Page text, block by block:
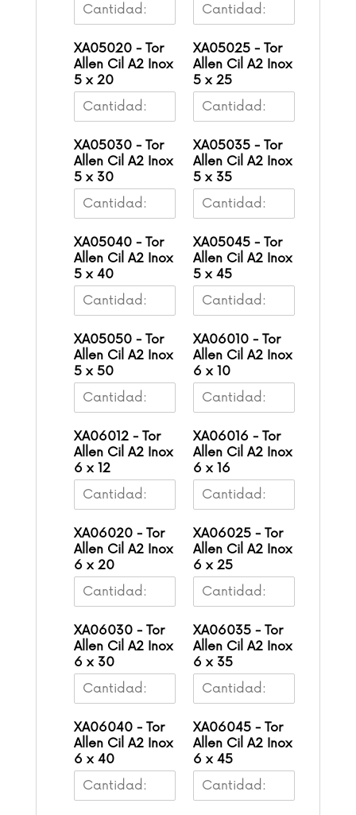
XA05020 - Tor
Allen Cil A2 Inox
5 x 20
XA05025 - Tor
Allen Cil A2 Inox
5 x 25
XA05030 - Tor
Allen Cil A2 Inox
5 x 30
XA05035 - Tor
Allen Cil A2 Inox
5 x 35
XA05040 - Tor
Allen Cil A2 Inox
5 x 40
XA05045 - Tor
Allen Cil A2 Inox
5 x 45
XA05050 - Tor
Allen Cil A2 Inox
5 x 50
XA06010 - Tor
Allen Cil A2 Inox
6 x 10
XA06012 - Tor
Allen Cil A2 Inox
6 x 12
XA06016 - Tor
Allen Cil A2 Inox
6 x 16
XA06020 - Tor
Allen Cil A2 Inox
6 x 20
XA06025 - Tor
Allen Cil A2 Inox
6 x 25
XA06030 - Tor
Allen Cil A2 Inox
6 x 30
XA06035 - Tor
Allen Cil A2 Inox
6 x 35
XA06040 - Tor
Allen Cil A2 Inox
6 x 40
XA06045 - Tor
Allen Cil A2 Inox
6 x 45